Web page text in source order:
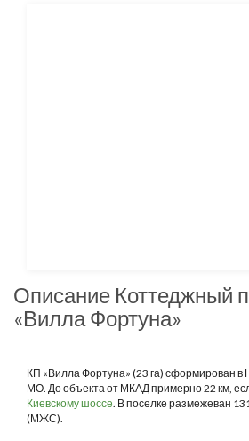
Описание Коттеджный
«Вилла Фортуна»
КП «Вилла Фортуна» (23 га) сформирован
МО. До объекта от МКАД примерно 22 км,
Киевскому шоссе. В поселке размежеван
(МЖС).